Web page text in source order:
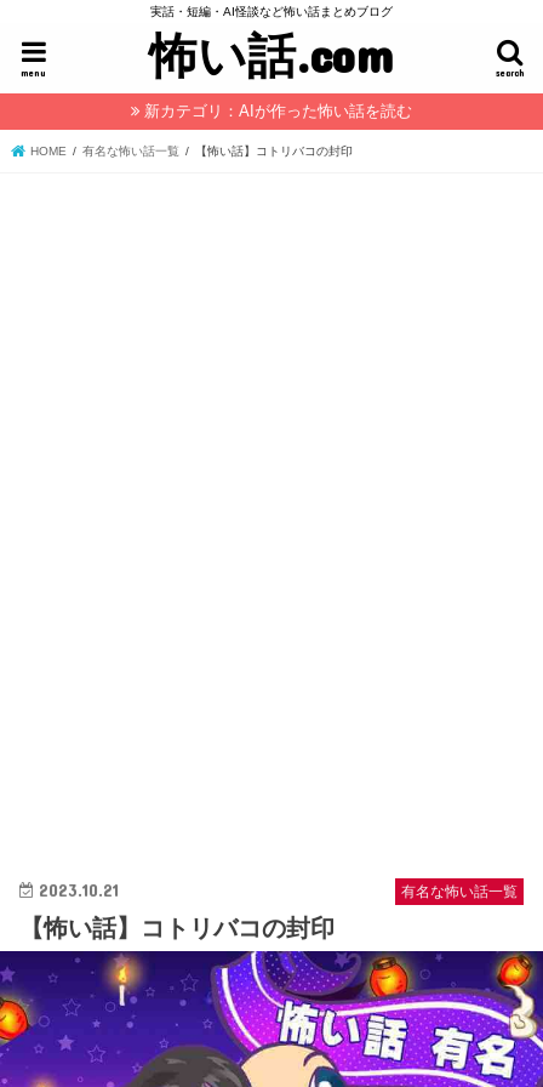
実話・短編・AI怪談など怖い話まとめブログ
怖い話.com search
menu
新カテゴリ：AIが作った怖い話を読む
HOME 有名な怖い話一覧 【怖い話】コトリバコの封印
有名な怖い話一覧
2023.10.21
【怖い話】コトリバコの封印